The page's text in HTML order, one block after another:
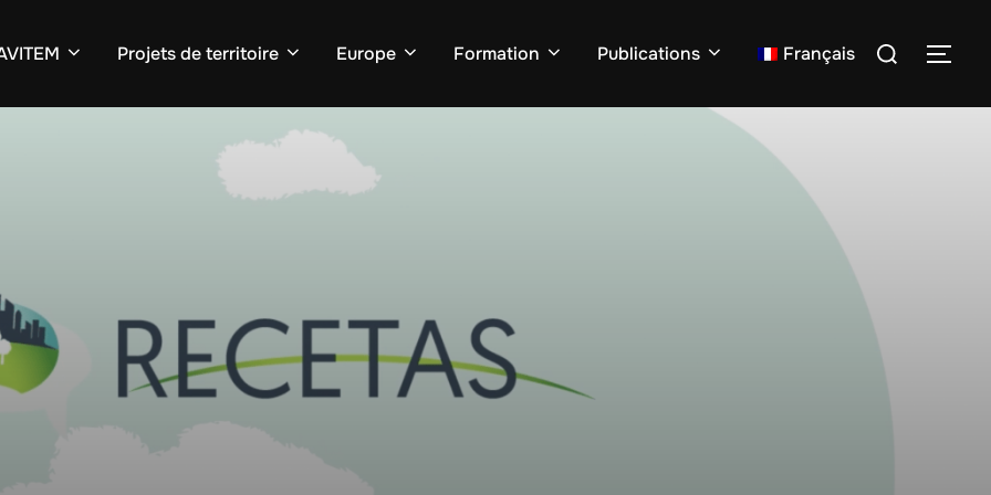
Projets de territoire Europe Formation Publications Français